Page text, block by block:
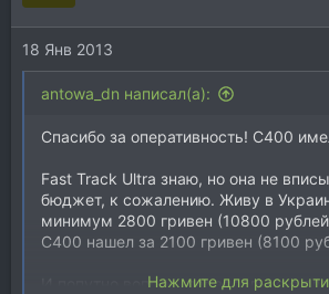
18 Янв 2013
antowa_dn написал(а):
Спасибо за оперативность! С400
Fast Track Ultra знаю, но она не
бюджет, к сожалению. Живу в
минимум 2800 гривен (10800
C400 нашел за 2100 гривен (8100
И попутно вопрос, параллельно с
Нажмите для